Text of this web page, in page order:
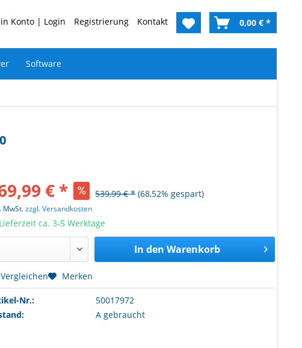
Konto | Login Registrierung Kontakt 0,00 € *
Software
€ * 539,99 € * (68,52% gespart)
MwSt.zzgl. Versandkosten
Lieferzeit ca. 3-5 Werktage
In den Warenkorb
Vergleichen Merken
Nr.:
50017972
A gebraucht